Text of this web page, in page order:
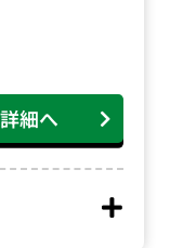
詳細へ